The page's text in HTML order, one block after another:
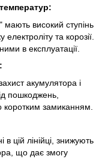
високий ступінь
та корозії.
в експлуатації.
акумулятора і
пошкоджень,
замиканням.
в цій лінійці, знижують
що дає змогу